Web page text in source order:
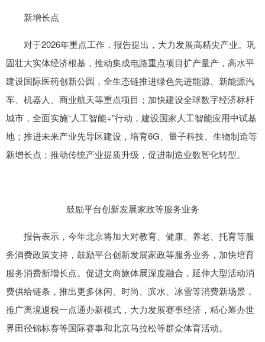
新增长点
对于2026年重点工作，报告提出，大力发展高精尖产业。巩
固壮大实体经济根基，推动集成电路重点项目扩产量产，高水平
建设国际医药创新公园，全生态链推进绿色先进能源、新能源汽
车、机器人、商业航天等重点项目；加快建设全球数字经济标杆
城市，全面实施“人工智能+”行动，建设国家人工智能应用中试基
地；推进未来产业先导区建设，培育6G、量子科技、生物制造等
新增长点；推动传统产业提质升级，促进制造业数智化转型。
鼓励平台创新发展家政等服务业务
报告表示，今年北京将加大对教育、健康、养老、托育等服
务消费政策支持，鼓励平台创新发展家政等服务业务，加快培育
服务消费新增长点。促进文商旅体展深度融合，延伸大型活动消
费供给链条，推出更多休闲、时尚、滨水、冰雪等消费新场景，
推广离境退税一点通办新模式，大力发展赛事经济，精心筹办世
界田径锦标赛等国际赛事和北京马拉松等群众体育活动。